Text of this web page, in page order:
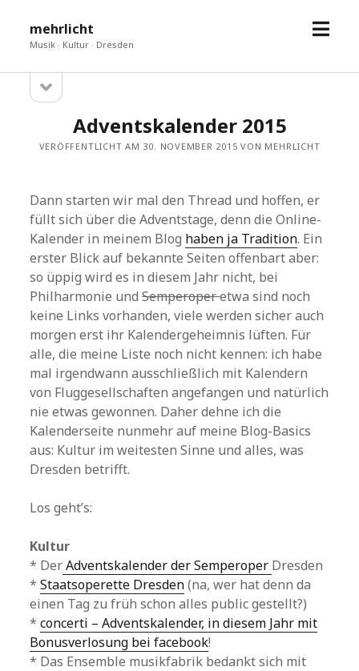
mehrlicht
Musik · Kultur · Dresden
Menü
Sidebar
öffnen
Adventskalender 2015
VERÖFFENTLICHT AM 30. NOVEMBER 2015 VON MEHRLICHT
Dann starten wir mal den Thread und hoffen, er
füllt sich über die Adventstage, denn die Online-
Kalender in meinem Blog haben ja Tradition. Ein
erster Blick auf bekannte Seiten offenbart aber:
so üppig wird es in diesem Jahr nicht, bei
Philharmonie undSemperoperetwa sind noch
keine Links vorhanden, viele werden sicher auch
morgen erst ihr Kalendergeheimnis lüften. Für
alle, die meine Liste noch nicht kennen: ich habe
mal irgendwann ausschließlich mit Kalendern
von Fluggesellschaften angefangen und natürlich
nie etwas gewonnen. Daher dehne ich die
Kalenderseite nunmehr auf meine Blog-Basics
aus: Kultur im weitesten Sinne und alles, was
Dresden betrifft.
Los geht’s:
Kultur
* DerAdventskalender der Semperoper Dresden
*Staatsoperette Dresden(na, wer hat denn da
einen Tag zu früh schon alles public gestellt?)
*concerti – Adventskalender, in diesem Jahr mit
Bonusverlosung bei facebook!
* Das Ensemble musikfabrik bedankt sich mit